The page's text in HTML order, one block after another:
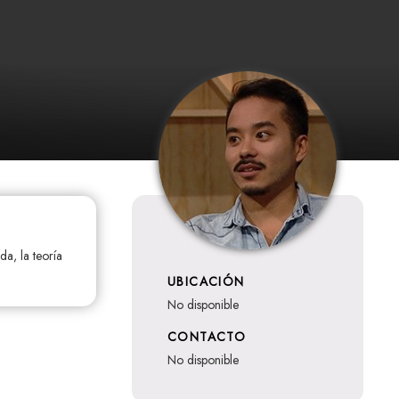
la teoría
UBICACIÓN
no disponible
CONTACTO
no disponible